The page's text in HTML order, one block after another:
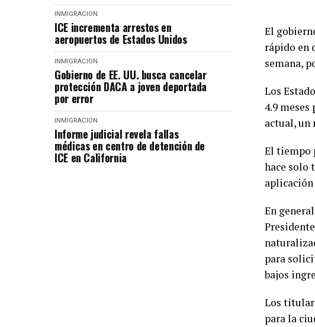
INMIGRACION
ICE incrementa arrestos en
aeropuertos de Estados Unidos
INMIGRACION
Gobierno de EE. UU. busca cancelar
protección DACA a joven deportada
por error
INMIGRACION
Informe judicial revela fallas
médicas en centro de detención de
ICE en California
El
rápido en
semana,
Los
4.9
actual, un
El tiempo
hace solo
En
para
bajos
Los
para la